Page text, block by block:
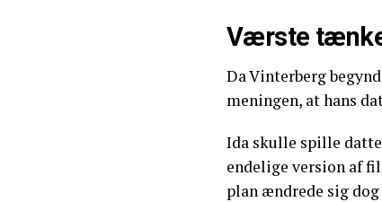
Værste
Da Vinterberg
meningen, at hans
Ida skulle spille
endelige version af
plan ændrede sig